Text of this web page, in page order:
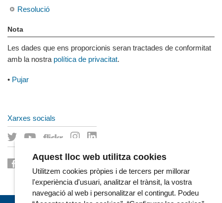
Resolució
Nota
Les dades que ens proporcionis seran tractades de conformitat
amb la nostra política de privacitat.
• Pujar
Xarxes socials
Aquest lloc web utilitza cookies
Utilitzem cookies pròpies i de tercers per millorar
l'experiència d'usuari, analitzar el trànsit, la vostra
navegació al web i personalitzar el contingut. Podeu